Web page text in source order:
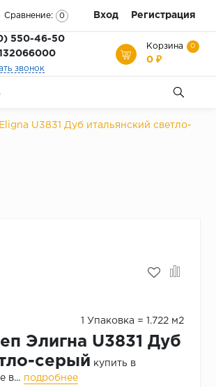
Сравнение: 0 Вход Регистрация
550-46-50
звонок
Корзина 0
0 ₽
U3831 Дуб итальянский светло-
1 Упаковка = 1.722 м2
Элигна U3831 Дуб
серый купить в
в... подробнее